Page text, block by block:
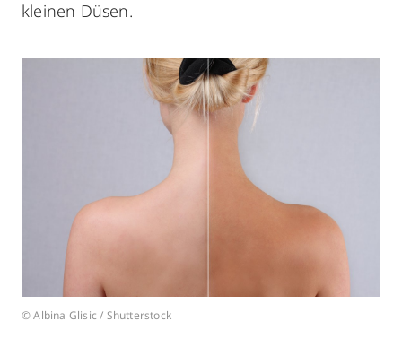
kleinen Düsen.
© Albina Glisic / Shutterstock